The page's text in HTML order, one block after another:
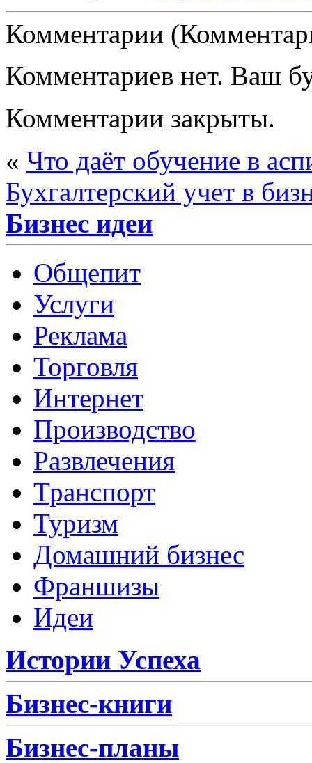
Комментарии
Комментариев нет. Ваш
Комментарии закрыты.
« Что даёт обучение в
Бухгалтерский учет в
Бизнес идеи
Общепит
Услуги
Реклама
Торговля
Интернет
Производство
Развлечения
Транспорт
Туризм
Домашний бизнес
Франшизы
Идеи
Истории Успеха
Бизнес-книги
Бизнес-планы